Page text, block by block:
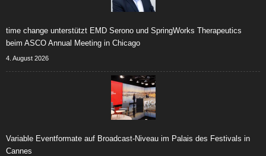
time change unterstützt EMD Serono und SpringWorks Therapeutics
beim ASCO Annual Meeting in Chicago
4. August 2026
Variable Eventformate auf Broadcast-Niveau im Palais des Festivals in
Cannes